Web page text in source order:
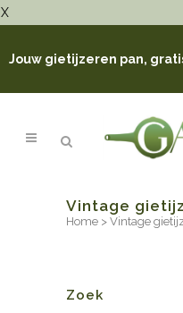
X
Jouw gietijzeren pan,
Vintage
Home > Vintage
Zoek